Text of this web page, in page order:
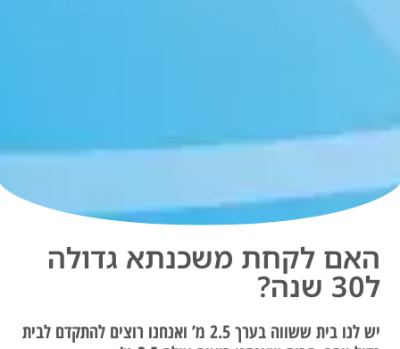
האם לקחת משכנתא גדולה
ל30 שנה?
יש לנו בית ששווה בערך 2.5 מ’ ואנחנו רוצים להתקדם לבית